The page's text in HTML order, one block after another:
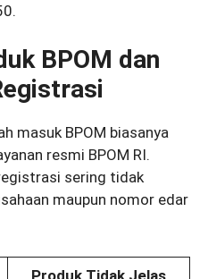
BPOM dan
masuk BPOM biasanya
resmi BPOM RI.
sering tidak
maupun nomor edar
Produk Tidak Jelas